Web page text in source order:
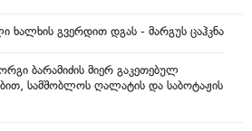
ხალხის გვერდით დგას - მარგუს ცაჰკნა
ბარამიძის მიერ გაკეთებულ
სამშობლოს ღალატის და საბოტაჟის